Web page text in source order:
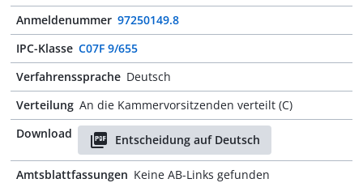
Anmeldenummer 97250149.8
IPC-Klasse C07F 9/655
Verfahrenssprache Deutsch
Verteilung An die Kammervorsitzenden verteilt (C)
Download
Entscheidung auf Deutsch
Amtsblattfassungen Keine AB-Links gefunden